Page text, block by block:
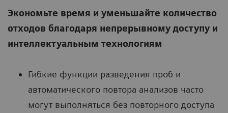
Экономьте время и уменьшайте количество
отходов благодаря непрерывному доступу и
интеллектуальным технологиям
Гибкие функции разведения проб и
автоматического повтора анализов часто
могут выполняться без повторного доступа